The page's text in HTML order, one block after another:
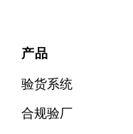
产品
验货系统
合规验厂